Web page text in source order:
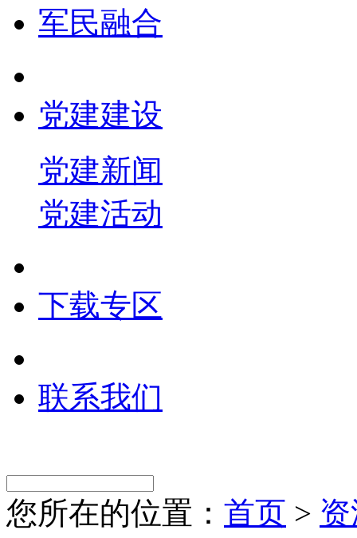
军民融合
党建建设
党建新闻
党建活动
下载专区
联系我们
您所在的位置： 首页 >